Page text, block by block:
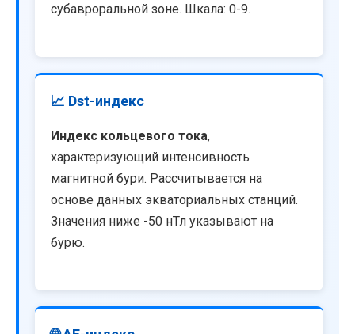
субавроральной зоне. Шкала: 0-9.
📈 Dst-индекс
Индекс кольцевого тока,
характеризующий интенсивность
магнитной бури. Рассчитывается на
основе данных экваториальных станций.
Значения ниже -50 нТл указывают на
бурю.